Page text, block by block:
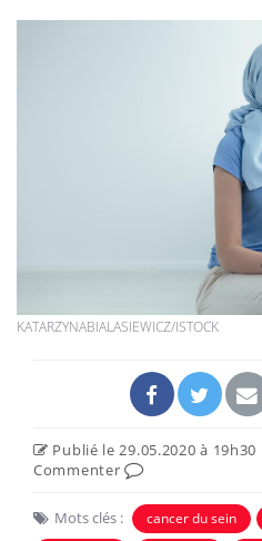
KATARZYNABIALASIEWICZ/ISTOCK
Publié le 29.05.2020 à 19h30
Commenter
Mots clés : cancer du sein